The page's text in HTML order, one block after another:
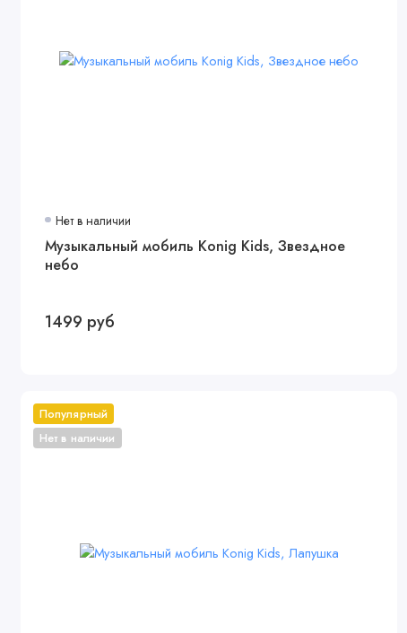
Нет в наличии
Музыкальный мобиль Konig Kids, Звездное
небо
1499 руб
Популярный
Нет в наличии